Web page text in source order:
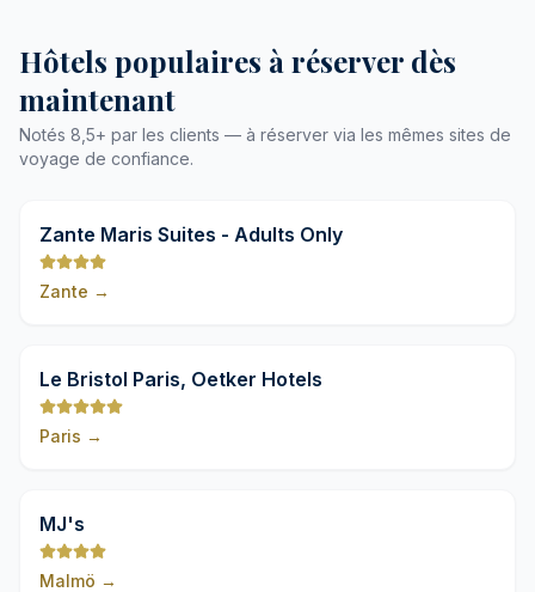
Hôtels populaires à réserver dès
maintenant
Notés 8,5+ par les clients — à réserver via les mêmes sites de
voyage de confiance.
Zante Maris Suites - Adults Only
Zante →
Le Bristol Paris, Oetker Hotels
Paris →
MJ's
Malmö →